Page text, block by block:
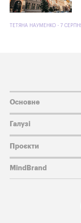
ТЕТЯНА НАУМЕНКО - 7
Основне
Галузі
Проєкти
MindBrand